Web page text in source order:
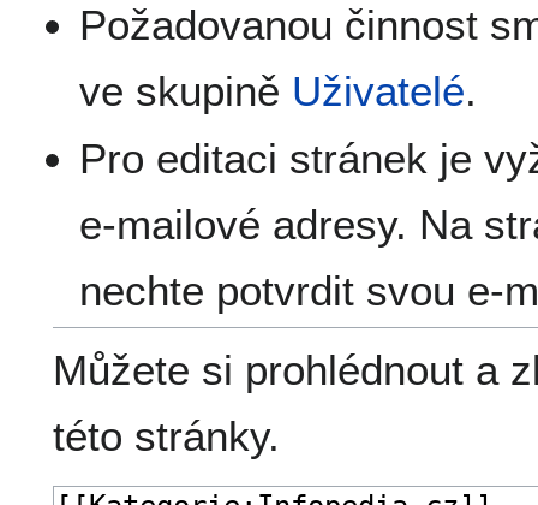
Požadovanou činnost
ve skupině Uživatelé.
Pro editaci stránek je
e-mailové adresy. Na
nechte potvrdit svou e-
Můžete si prohlédnout a
této stránky.